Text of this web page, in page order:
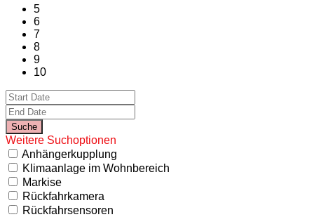
5
6
7
8
9
10
Weitere Suchoptionen
Anhängerkupplung
Klimaanlage im Wohnbereich
Markise
Rückfahrkamera
Rückfahrsensoren